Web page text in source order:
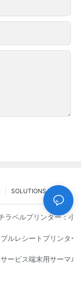
FAQ
SOLUTIONS
リンター購入のヒント
ラベルプリンター：小
刷できる便利な選択肢
ルレシートプリンタ
イズされたラベルを簡
ービス端末用サーマ